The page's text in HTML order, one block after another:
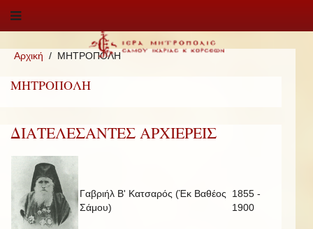
Αρχική ΜΗΤΡΟΠΟΛΗ
ΜΗΤΡΟΠΟΛΗ
ΔΙΑΤΕΛΕΣΑΝΤΕΣ ΑΡΧΙΕΡΕΙΣ
Γαβριήλ Β' Κατσαρός (Έκ Βαθέος
Σάμου)
1855 -
1900